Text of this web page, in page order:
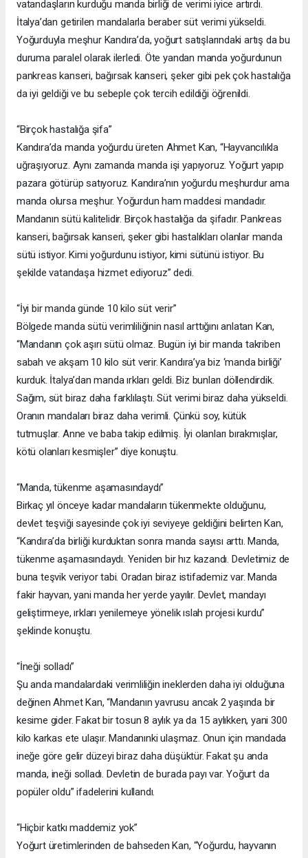
vatandaşların kurduğu manda birliği de verimi iyice artırdı.
İtalya’dan getirilen mandalarla beraber süt verimi yükseldi.
Yoğurduyla meşhur Kandıra’da, yoğurt satışlarındaki artış da bu
duruma paralel olarak ilerledi. Öte yandan manda yoğurdunun
pankreas kanseri, bağırsak kanseri, şeker gibi pek çok hastalığa
da iyi geldiği ve bu sebeple çok tercih edildiği öğrenildi.
“Birçok hastalığa şifa”
Kandıra’da manda yoğurdu üreten Ahmet Kan, “Hayvancılıkla
uğraşıyoruz. Aynı zamanda manda işi yapıyoruz. Yoğurt yapıp
pazara götürüp satıyoruz. Kandıra’nın yoğurdu meşhurdur ama
manda olursa meşhur. Yoğurdun ham maddesi mandadır.
Mandanın sütü kalitelidir. Birçok hastalığa da şifadır. Pankreas
kanseri, bağırsak kanseri, şeker gibi hastalıkları olanlar manda
sütü istiyor. Kimi yoğurdunu istiyor, kimi sütünü istiyor. Bu
şekilde vatandaşa hizmet ediyoruz” dedi.
“İyi bir manda günde 10 kilo süt verir”
Bölgede manda sütü verimliliğinin nasıl arttığını anlatan Kan,
“Mandanın çok aşırı sütü olmaz. Bugün iyi bir manda takriben
sabah ve akşam 10 kilo süt verir. Kandıra’ya biz ‘manda birliği’
kurduk. İtalya’dan manda ırkları geldi. Biz bunları döllendirdik.
Sağım, süt biraz daha farklılaştı. Süt verimi biraz daha yükseldi.
Oranın mandaları biraz daha verimli. Çünkü soy, kütük
tutmuşlar. Anne ve baba takip edilmiş. İyi olanları bırakmışlar,
kötü olanları kesmişler” diye konuştu.
“Manda, tükenme aşamasındaydı”
Birkaç yıl önceye kadar mandaların tükenmekte olduğunu,
devlet teşviği sayesinde çok iyi seviyeye geldiğini belirten Kan,
“Kandıra’da birliği kurduktan sonra manda sayısı arttı. Manda,
tükenme aşamasındaydı. Yeniden bir hız kazandı. Devletimiz de
buna teşvik veriyor tabi. Oradan biraz istifademiz var. Manda
fakir hayvan, yani manda her yerde yayılır. Devlet, mandayı
geliştirmeye, ırkları yenilemeye yönelik ıslah projesi kurdu”
şeklinde konuştu.
“İneği solladı”
Şu anda mandalardaki verimliliğin ineklerden daha iyi olduğuna
değinen Ahmet Kan, “Mandanın yavrusu ancak 2 yaşında bir
kesime gider. Fakat bir tosun 8 aylık ya da 15 aylıkken, yani 300
kilo karkas ete ulaşır. Mandanınki ulaşmaz. Onun için mandada
ineğe göre gelir düzeyi biraz daha düşüktür. Fakat şu anda
manda, ineği solladı. Devletin de burada payı var. Yoğurt da
popüler oldu” ifadelerini kullandı.
“Hiçbir katkı maddemiz yok”
Yoğurt üretimlerinden de bahseden Kan, “Yoğurdu, hayvanın